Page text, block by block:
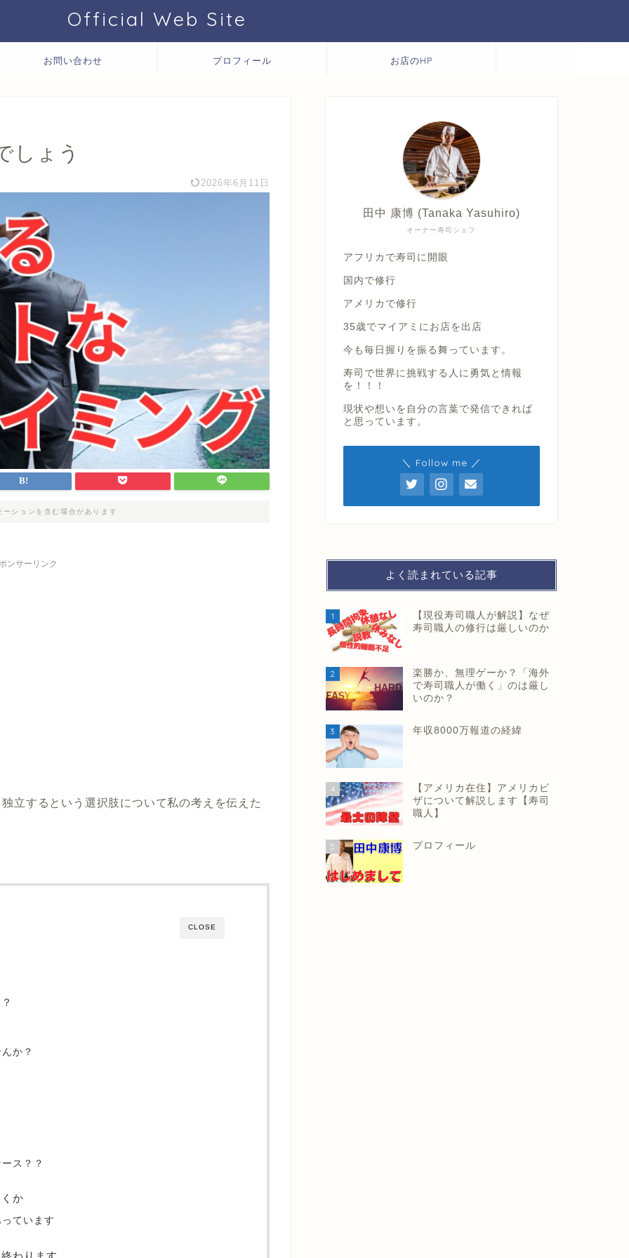
Official Web Site
お問い合わせ プロフィール お店のHP
しょう
2026年6月11日
ーションを含む場合があります
ンサーリンク
立するという選択肢について私の考えを伝えた
CLOSE
か？
ス？？
か
ています
わります。
オーナー寿司シェフ
田中 康博 (Tanaka Yasuhiro)
アフリカで寿司に開眼
国内で修行
アメリカで修行
35歳でマイアミにお店を出店
今も毎日握りを振る舞っています。
寿司で世界に挑戦する人に勇気と情報
を！！！
現状や想いを自分の言葉で発信できれば
と思っています。
＼ Follow me ／
よく読まれている記事
1
【現役寿司職人が解説】なぜ
寿司職人の修行は厳しいのか
2
楽勝か、無理ゲーか？「海外
で寿司職人が働く」のは厳し
いのか？
3 年収8000万報道の経緯
4
【アメリカ在住】アメリカビ
ザについて解説します【寿司
職人】
5 プロフィール